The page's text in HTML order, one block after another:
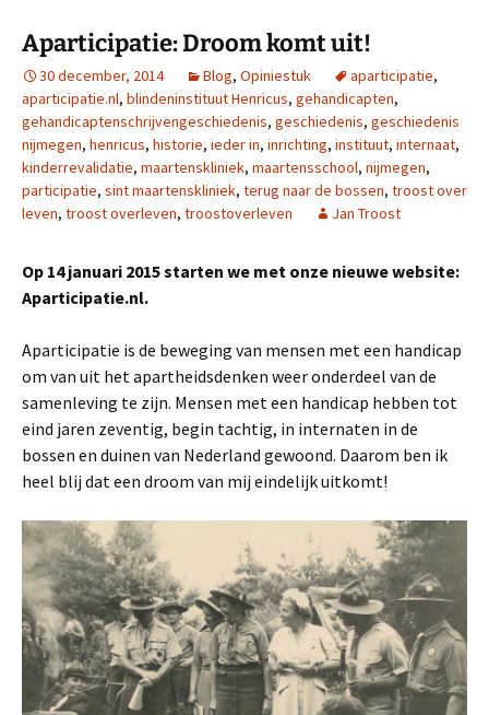
Aparticipatie: Droom komt uit!
30 december, 2014 Blog, Opiniestuk aparticipatie,
aparticipatie.nl, blindeninstituut Henricus, gehandicapten,
gehandicaptenschrijvengeschiedenis, geschiedenis, geschiedenis
nijmegen, henricus, historie, ieder in, inrichting, instituut, internaat,
kinderrevalidatie, maartenskliniek, maartensschool, nijmegen,
participatie, sint maartenskliniek, terug naar de bossen, troost over
leven, troost overleven, troostoverleven Jan Troost
Op 14 januari 2015 starten we met onze nieuwe website:
Aparticipatie.nl.
Aparticipatie is de beweging van mensen met een handicap
om van uit het apartheidsdenken weer onderdeel van de
samenleving te zijn. Mensen met een handicap hebben tot
eind jaren zeventig, begin tachtig, in internaten in de
bossen en duinen van Nederland gewoond. Daarom ben ik
heel blij dat een droom van mij eindelijk uitkomt!